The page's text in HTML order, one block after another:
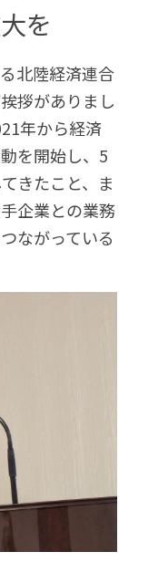
を
北陸経済連合
拶がありまし
年から経済
を開始し、5
きたこと、ま
企業との業務
ながっている